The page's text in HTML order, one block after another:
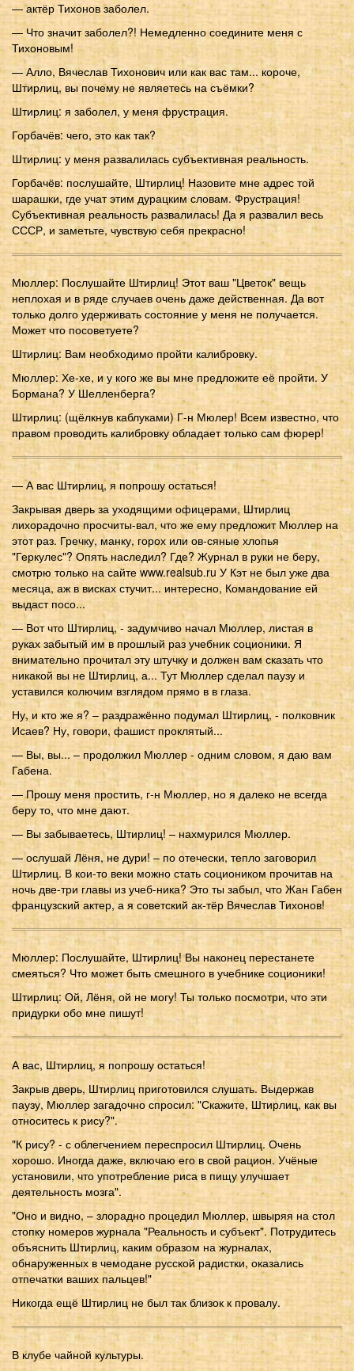
— актёр Тихонов заболел.
— Что значит заболел?! Немедленно соедините меня с
Тихоновым!
— Алло, Вячеслав Тихонович или как вас там... короче,
Штирлиц, вы почему не являетесь на съёмки?
Штирлиц: я заболел, у меня фрустрация.
Горбачёв: чего, это как так?
Штирлиц: у меня развалилась субъективная реальность.
Горбачёв: послушайте, Штирлиц! Назовите мне адрес той
шарашки, где учат этим дурацким словам. Фрустрация!
Субъективная реальность развалилась! Да я развалил весь
СССР, и заметьте, чувствую себя прекрасно!
Мюллер: Послушайте Штирлиц! Этот ваш "Цветок" вещь
неплохая и в ряде случаев очень даже действенная. Да вот
только долго удерживать состояние у меня не получается.
Может что посоветуете?
Штирлиц: Вам необходимо пройти калибровку.
Мюллер: Хе-хе, и у кого же вы мне предложите её пройти. У
Бормана? У Шелленберга?
Штирлиц: (щёлкнув каблуками) Г-н Мюлер! Всем известно, что
правом проводить калибровку обладает только сам фюрер!
— А вас Штирлиц, я попрошу остаться!
Закрывая дверь за уходящими офицерами, Штирлиц
лихорадочно просчиты-вал, что же ему предложит Мюллер на
этот раз. Гречку, манку, горох или ов-сяные хлопья
"Геркулес"? Опять наследил? Где? Журнал в руки не беру,
смотрю только на сайте www.realsub.ru У Кэт не был уже два
месяца, аж в висках стучит... интересно, Командование ей
выдаст посо...
— Вот что Штирлиц, - задумчиво начал Мюллер, листая в
руках забытый им в прошлый раз учебник соционики. Я
внимательно прочитал эту штучку и должен вам сказать что
никакой вы не Штирлиц, а... Тут Мюллер сделал паузу и
уставился колючим взглядом прямо в в глаза.
Ну, и кто же я? – раздражённо подумал Штирлиц, - полковник
Исаев? Ну, говори, фашист проклятый...
— Вы, вы... – продолжил Мюллер - одним словом, я даю вам
Габена.
— Прошу меня простить, г-н Мюллер, но я далеко не всегда
беру то, что мне дают.
— Вы забываетесь, Штирлиц! – нахмурился Мюллер.
— ослушай Лёня, не дури! – по отечески, тепло заговорил
Штирлиц. В кои-то веки можно стать социоником прочитав на
ночь две-три главы из учеб-ника? Это ты забыл, что Жан Габен
французский актер, а я советский ак-тёр Вячеслав Тихонов!
Мюллер: Послушайте, Штирлиц! Вы наконец перестанете
смеяться? Что может быть смешного в учебнике соционики!
Штирлиц: Ой, Лёня, ой не могу! Ты только посмотри, что эти
придурки обо мне пишут!
А вас, Штирлиц, я попрошу остаться!
Закрыв дверь, Штирлиц приготовился слушать. Выдержав
паузу, Мюллер загадочно спросил: "Скажите, Штирлиц, как вы
относитесь к рису?".
"К рису? - с облегчением переспросил Штирлиц. Очень
хорошо. Иногда даже, включаю его в свой рацион. Учёные
установили, что употребление риса в пищу улучшает
деятельность мозга".
"Оно и видно, – злорадно процедил Мюллер, швыряя на стол
стопку номеров журнала "Реальность и субъект". Потрудитесь
объяснить Штирлиц, каким образом на журналах,
обнаруженных в чемодане русской радистки, оказались
отпечатки ваших пальцев!"
Никогда ещё Штирлиц не был так близок к провалу.
В клубе чайной культуры.